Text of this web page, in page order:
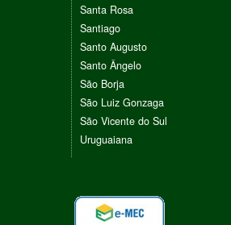
Santa Rosa
Santiago
Santo Augusto
Santo Ângelo
São Borja
São Luiz Gonzaga
São Vicente do Sul
Uruguaiana